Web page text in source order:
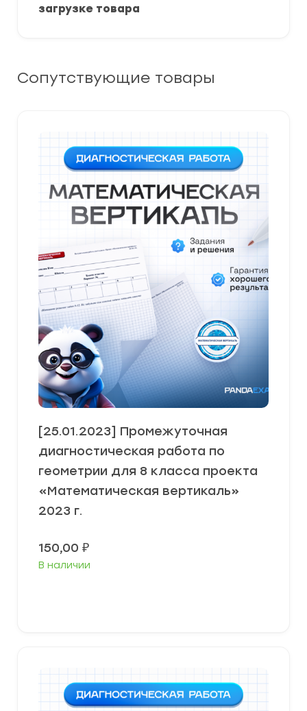
загрузке товара
Сопутствующие товары
[25.01.2023] Промежуточная
диагностическая работа по
геометрии для 8 класса проекта
«Математическая вертикаль»
2023 г.
150,00 ₽
В наличии